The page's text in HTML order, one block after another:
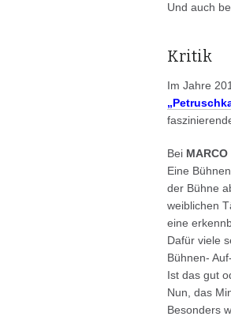
Und auch
Kritik
Im Jahre
Bei MARCO
Eine
der Bühne
weiblichen
eine
Dafür viele
Bühnen-
Ist das gut
Nun, das
Besonders